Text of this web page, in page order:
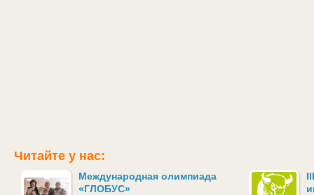
Читайте у нас:
Международная олимпиада
«ГЛОБУС»